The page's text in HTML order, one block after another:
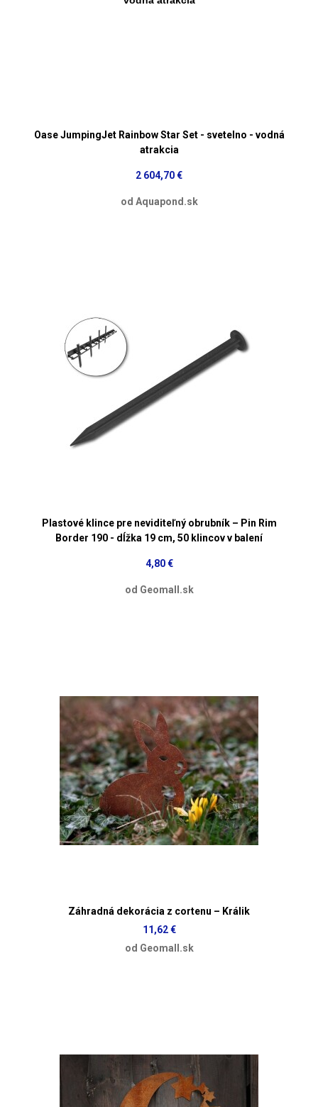
Oase JumpingJet Rainbow Star Set - svetelno - vodná
atrakcia
2 604,70 €
od Aquapond.sk
Plastové klince pre neviditeľný obrubník – Pin Rim
Border 190 - dĺžka 19 cm, 50 klincov v balení
4,80 €
od Geomall.sk
Záhradná dekorácia z cortenu – Králik
11,62 €
od Geomall.sk